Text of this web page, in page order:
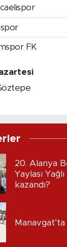
FK
20. Alanya
Yaylası
kazandı?